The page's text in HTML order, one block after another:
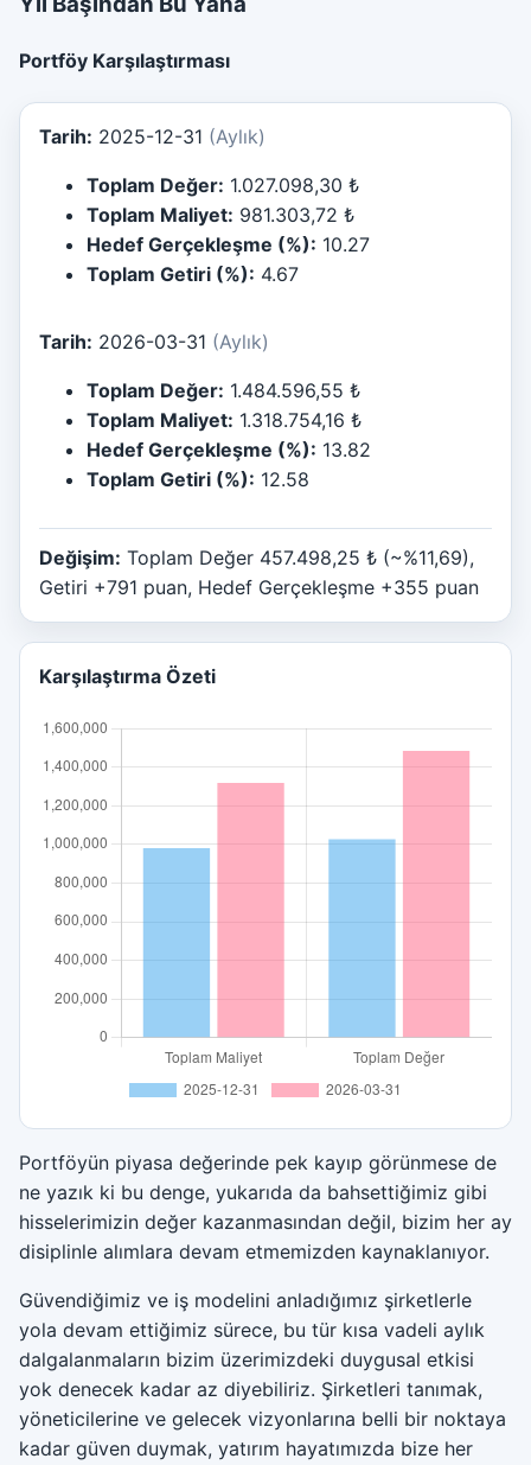
Portföy Karşılaştırması
Tarih: 2025-12-31 (Aylık)
Toplam Değer: 1.027.098,30 ₺
Toplam Maliyet: 981.303,72 ₺
Hedef Gerçekleşme (%): 10.27
Toplam Getiri (%): 4.67
Tarih: 2026-03-31 (Aylık)
Toplam Değer: 1.484.596,55 ₺
Toplam Maliyet: 1.318.754,16 ₺
Hedef Gerçekleşme (%): 13.82
Toplam Getiri (%): 12.58
Değişim: Toplam Değer 457.498,25 ₺ (~%11,69),
Getiri +791 puan, Hedef Gerçekleşme +355 puan
Karşılaştırma Özeti
Portföyün piyasa değerinde pek kayıp görünmese de
ne yazık ki bu denge, yukarıda da bahsettiğimiz gibi
hisselerimizin değer kazanmasından değil, bizim her ay
disiplinle alımlara devam etmemizden kaynaklanıyor.
Güvendiğimiz ve iş modelini anladığımız şirketlerle
yola devam ettiğimiz sürece, bu tür kısa vadeli aylık
dalgalanmaların bizim üzerimizdeki duygusal etkisi
yok denecek kadar az diyebiliriz. Şirketleri tanımak,
yöneticilerine ve gelecek vizyonlarına belli bir noktaya
kadar güven duymak, yatırım hayatımızda bize her